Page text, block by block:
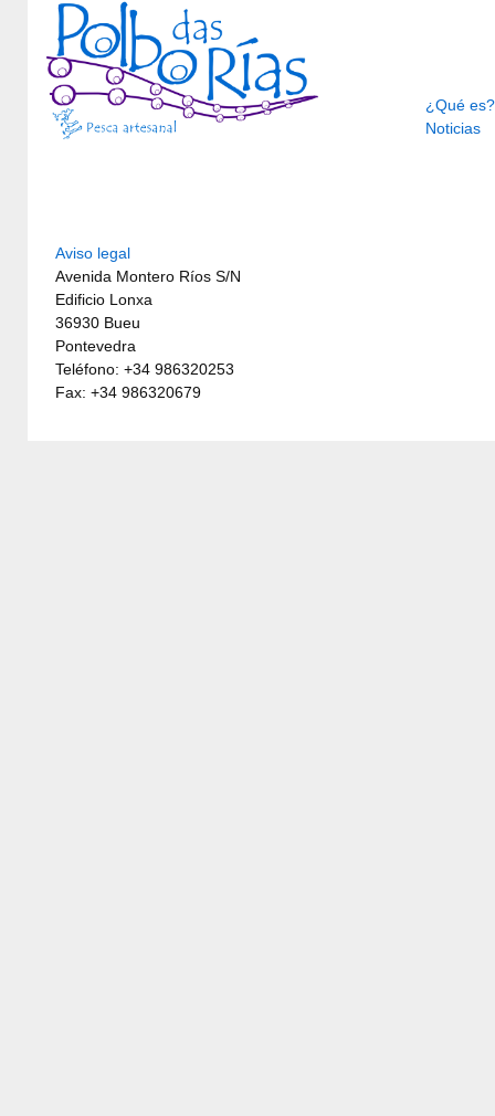
¿Qué es?
Noticias
Aviso legal
Avenida Montero Ríos S/N
Edificio Lonxa
36930 Bueu
Pontevedra
Teléfono: +34 986320253
Fax: +34 986320679